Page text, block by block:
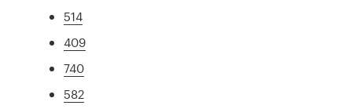
514
409
740
582